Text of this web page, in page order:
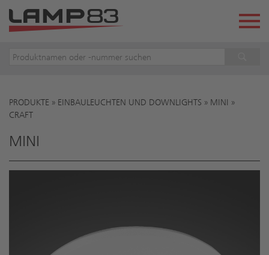
Sie sind hier
PRODUKTE » EINBAULEUCHTEN UND DOWNLIGHTS » MINI »
CRAFT
MINI